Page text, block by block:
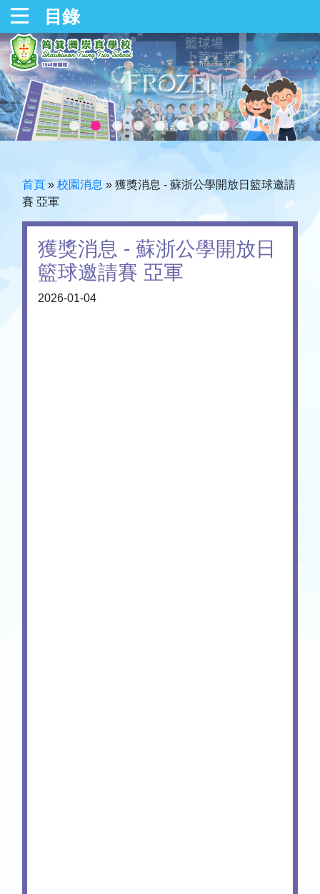
目錄
首頁 » 校園消息 » 獲獎消息 - 蘇浙公學開放日籃球邀請
賽 亞軍
獲獎消息 - 蘇浙公學開放日
籃球邀請賽 亞軍
2026-01-04